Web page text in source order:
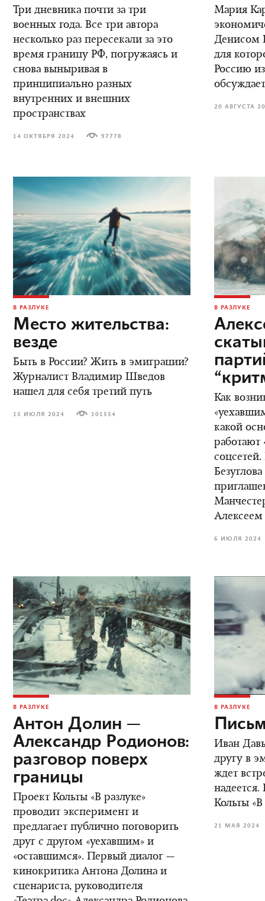
Три дневника почти за три
военных года. Все три автора
несколько раз пересекали за это
время границу РФ, погружаясь и
снова выныривая в
принципиально разных
внутренних и внешних
пространствах
14 ОКТЯБРЯ 2024 97778
Мария
Денисом
для
Россию
20 АВГУСТА
В РАЗЛУКЕ
Место жительства:
везде
Быть в России? Жить в эмиграции?
Журналист Владимир Шведов
нашел для себя третий путь
15 ИЮЛЯ 2024 101554
В РАЗЛУКЕ
Как
какой
работают
6 ИЮЛЯ 2024
В РАЗЛУКЕ
Антон Долин —
Александр Родионов:
разговор поверх
границы
Проект Кольты «В разлуке»
проводит эксперимент и
предлагает публично поговорить
друг с другом «уехавшим» и
«оставшимся». Первый диалог —
кинокритика Антона Долина и
сценариста, руководителя
В РАЗЛУКЕ
Иван
другу в
ждет
надеется.
Кольты «В
21 МАЯ 2024